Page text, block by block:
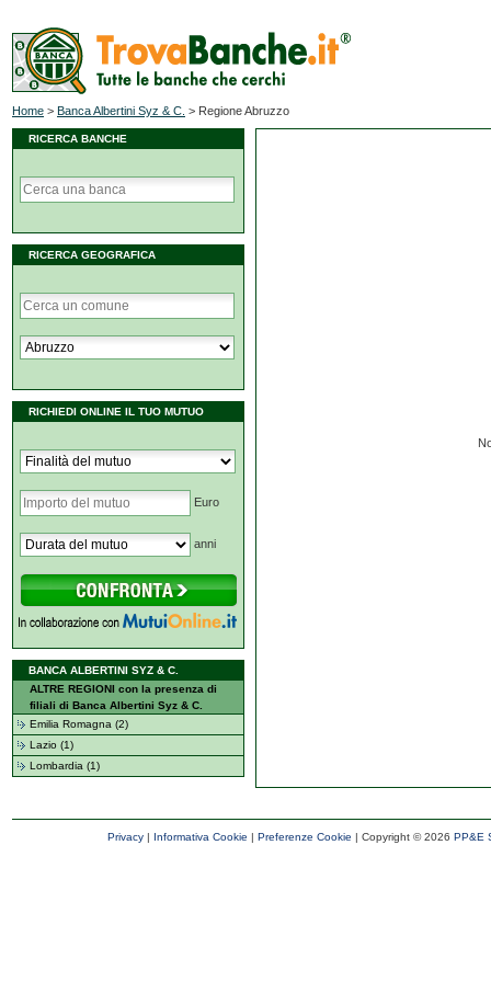
Home > Banca Albertini Syz & C. > Regione Abruzzo
RICERCA BANCHE
RICERCA GEOGRAFICA
RICHIEDI ONLINE IL TUO MUTUO
Euro
anni
BANCA ALBERTINI SYZ & C.
ALTRE REGIONI con la presenza di
filiali di Banca Albertini Syz & C.
Emilia Romagna (2)
Lazio (1)
Lombardia (1)
Privacy| Informativa Cookie | Preferenze Cookie | Copyright ©2026 PP&E